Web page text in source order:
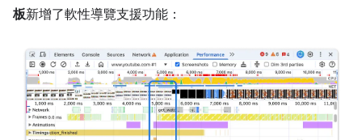
板新增了軟性導覽支援功能：